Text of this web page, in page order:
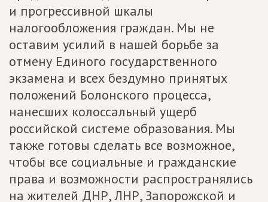
и прогрессивной шкалы
налогообложения граждан. Мы не
оставим усилий в нашей борьбе за
отмену Единого государственного
экзамена и всех бездумно принятых
положений Болонского процесса,
нанесших колоссальный ущерб
российской системе образования. Мы
также готовы сделать все возможное,
чтобы все социальные и гражданские
права и возможности распространялись
на жителей ДНР, ЛНР, Запорожской и